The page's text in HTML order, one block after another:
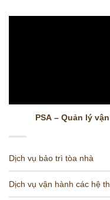
PSA – Quản lý
Dịch vụ bảo trì tòa nhà
Dịch vụ vận hành các hệ